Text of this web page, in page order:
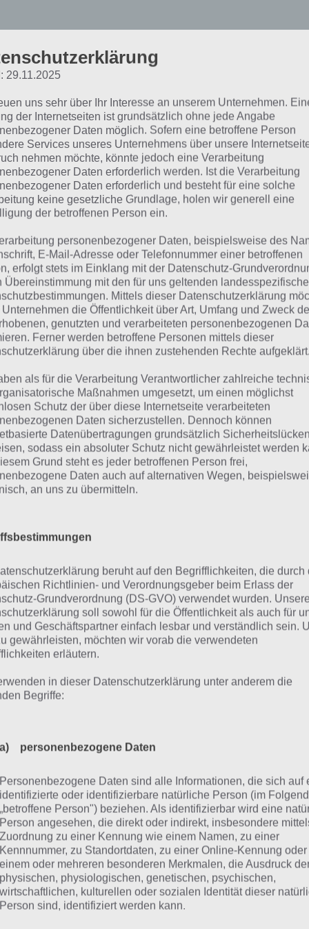
1 Wort Lösung
Ruf der Natur
du schnell zur entsprechenden 4 Bilder 1 Wort
kannst, haben wir hier die entsprechende Übersicht
Bilder 1 Wort musst du anhand von Bildern die
Dies ist teilweise gar nicht so einfach
Aus diesem Grund präsentieren wir für das tägliche
2021 lautet das Paket Ruf der Natur, die Wörter sind
angesiedelt.
den Monat März 2021
für Ruf der Natur – 1.
die Lösungen für 4 Bilder 1 Wort Ruf der Natur vom 1.
Rätsel Ruf der Natur 4 Bilder 1 Wort Lösung
Zur Lösung
29.11.2025
uns sehr über Ihr Interesse an unserem Unternehmen.
der Internetseiten ist grundsätzlich ohne jede Angabe
Daten möglich. Sofern eine betroffene Person
Services unseres Unternehmens über unsere
nehmen möchte, könnte jedoch eine Verarbeitung
Daten erforderlich werden. Ist die Verarbeitung
Daten erforderlich und besteht für eine solche
keine gesetzliche Grundlage, holen wir generell eine
der betroffenen Person ein.
personenbezogener Daten, beispielsweise des
E-Mail-Adresse oder Telefonnummer einer betroffenen
erfolgt stets im Einklang mit der Datenschutz-
Übereinstimmung mit den für uns geltenden
Mittels dieser Datenschutzerklärung
Unternehmen die Öffentlichkeit über Art, Umfang und Zweck
genutzten und verarbeiteten personenbezogenen
Ferner werden betroffene Personen mittels dieser
über die ihnen zustehenden Rechte aufgeklärt.
als für die Verarbeitung Verantwortlicher zahlreiche
Maßnahmen umgesetzt, um einen möglichst
Schutz der über diese Internetseite verarbeiteten
Daten sicherzustellen. Dennoch können
Datenübertragungen grundsätzlich Sicherheitslücken
sodass ein absoluter Schutz nicht gewährleistet werden
Grund steht es jeder betroffenen Person frei,
Daten auch auf alternativen Wegen,
an uns zu übermitteln.
beruht auf den Begrifflichkeiten, die durch
Richtlinien- und Verordnungsgeber beim Erlass der
Grundverordnung (DS-GVO) verwendet wurden. Unsere
soll sowohl für die Öffentlichkeit als auch für
und Geschäftspartner einfach lesbar und verständlich sein.
gewährleisten, möchten wir vorab die verwendeten
erläutern.
in dieser Datenschutzerklärung unter anderem die
Begriffe:
a) personenbezogene Daten
Personenbezogene Daten sind alle Informationen, die sich auf
identifizierte oder identifizierbare natürliche Person (im
„betroffene Person") beziehen. Als identifizierbar wird eine
Person angesehen, die direkt oder indirekt, insbesondere
Zuordnung zu einer Kennung wie einem Namen, zu einer
Kennnummer, zu Standortdaten, zu einer Online-Kennung oder
einem oder mehreren besonderen Merkmalen, die Ausdruck
physischen, physiologischen, genetischen, psychischen,
wirtschaftlichen, kulturellen oder sozialen Identität dieser
Person sind, identifiziert werden kann.